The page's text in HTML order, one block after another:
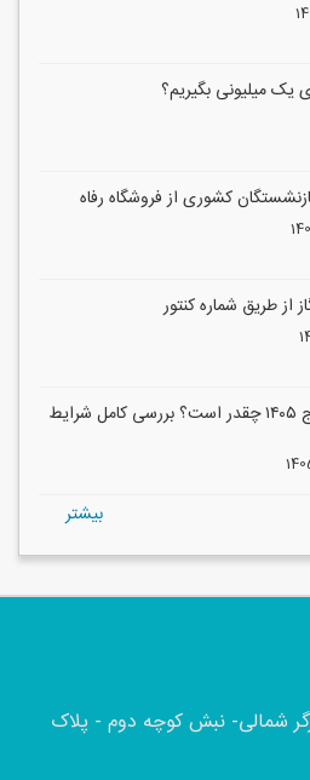
یک میلیونی بگیریم؟
کشوری از فروشگاه رفاه
از طریق شماره کنتور
مبلغ وام ازدواج ۱۴۰۵ چقدر است؟ بررسی کامل شرایط
بيشتر
شمالی- نبش کوچه دوم - پلاک